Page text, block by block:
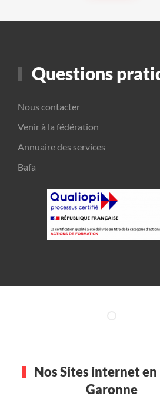
Questions
Nous contacter
Venir à la fédération
Annuaire des services
Bafa
Nos Sites internet
Garonne